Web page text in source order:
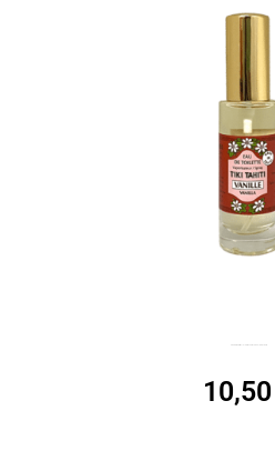
10,50